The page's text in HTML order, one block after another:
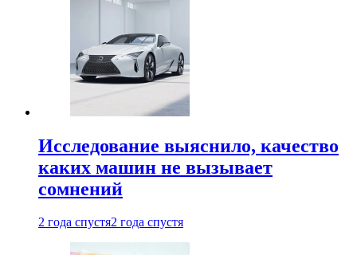
Исследование выяснило, качество
каких машин не вызывает
сомнений
2 года спустя2 года спустя